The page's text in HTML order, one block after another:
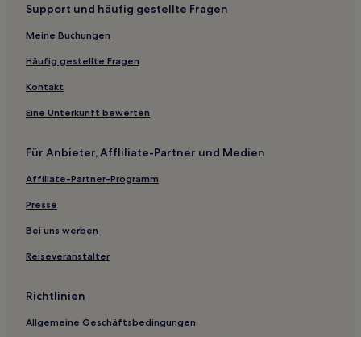
Support und häufig gestellte Fragen
Meine Buchungen
Häufig gestellte Fragen
Kontakt
Eine Unterkunft bewerten
Für Anbieter, Affliliate-Partner und Medien
Affiliate-Partner-Programm
Presse
Bei uns werben
Reiseveranstalter
Richtlinien
Allgemeine Geschäftsbedingungen